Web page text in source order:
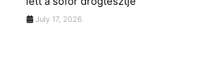
July 17, 2026